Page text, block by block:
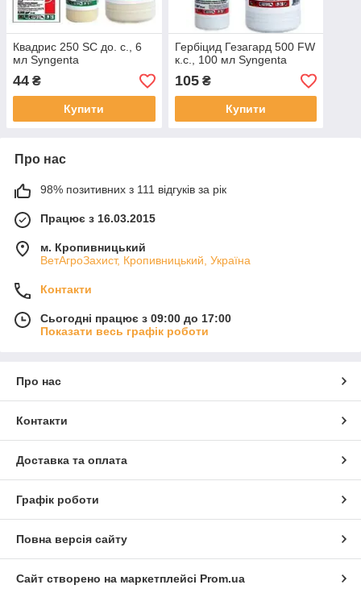
Квадрис 250 SC до. с., 6
мл Syngenta
44 ₴
Купити
Гербіцид Гезагард 500 FW
к.с., 100 мл Syngenta
105₴
Купити
Про нас
98% позитивних з 111 відгуків за рік
Працює з 16.03.2015
м. Кропивницький
ВетАгроЗахист, Кропивницький, Україна
Контакти
Сьогодні працює з 09:00 до 17:00
Показати весь графік роботи
Про нас
Контакти
Доставка та оплата
Графік роботи
Повна версія сайту
Сайт створено на маркетплейсі Prom.ua